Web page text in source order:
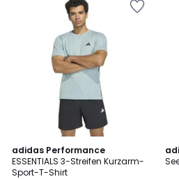
adidas Performance
ESSENTIALS 3-Streifen Kurzarm-
Sport-T-Shirt
4,8
/ 5
/